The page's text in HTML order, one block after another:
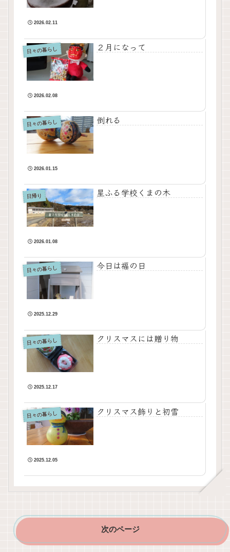
2026.02.11
日々の暮らし ２月になって
2026.02.08
日々の暮らし 倒れる
2026.01.15
日帰り 星ふる学校くまの木
2026.01.08
日々の暮らし 今日は福の日
2025.12.29
日々の暮らし クリスマスには贈り物
2025.12.17
日々の暮らし クリスマス飾りと初雪
2025.12.05
次のページ